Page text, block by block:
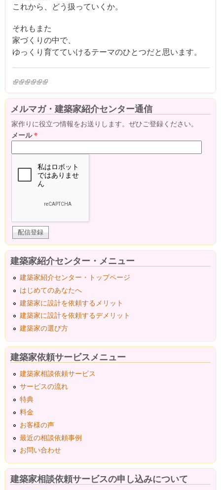
これから、どう扱っていくか。
それもまた
家づくりの中で、
ゆっくり育てていけるテーマのひとつだと思います。
(link is external)
(link is external)
(link is external)
(link is external)
(link is external)
(link is external)
メルマガ・建築家紹介センター通信
家作りに役立つ情報をお送りします。ぜひご登録ください。
メール*
建築家紹介センター・メニュー
建築家紹介センター・トップページ
はじめてのあなたへ
建築家に設計を依頼するメリット
建築家に設計を依頼するデメリット
建築家の選び方
建築家依頼サービスメニュー
建築家相談依頼サービス
サービスの流れ
特典
料金
お客様の声
最近の相談依頼事例
お問い合わせ
建築家相談依頼サービスの申し込みについて